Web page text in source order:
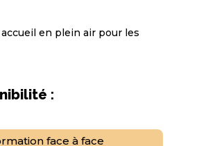
en plein air pour les
:
face à face